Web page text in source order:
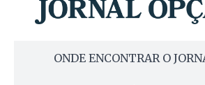
ONDE ENCONTRAR O